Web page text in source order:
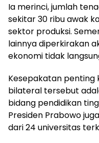
Ia merinci, jumlah
sekitar 30 ribu awak
sektor produksi.
lainnya diperkirakan
ekonomi tidak
Kesepakatan
bilateral tersebut
bidang pendidikan
Presiden Prabowo
dari 24 universitas